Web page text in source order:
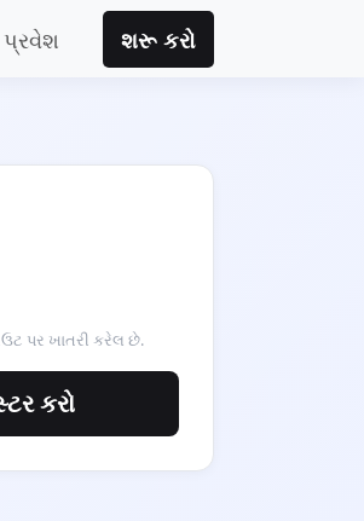
પ્રવેશ શરૂ કરો
પર ખાતરી કરેલ છે.
કરો